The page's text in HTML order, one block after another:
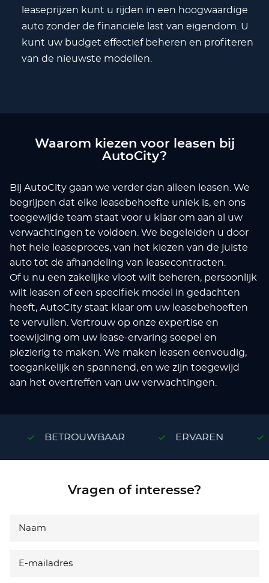
leaseprijzen kunt u rijden in een hoogwaardige
auto zonder de financiële last van eigendom. U
kunt uw budget effectief beheren en profiteren
van de nieuwste modellen.
Waarom kiezen voor leasen bij
AutoCity?
Bij AutoCity gaan we verder dan alleen leasen. We
begrijpen dat elke leasebehoefte uniek is, en ons
toegewijde team staat voor u klaar om aan al uw
verwachtingen te voldoen. We begeleiden u door
het hele leaseproces, van het kiezen van de juiste
auto tot de afhandeling van leasecontracten.
Of u nu een zakelijke vloot wilt beheren, persoonlijk
wilt leasen of een specifiek model in gedachten
heeft, AutoCity staat klaar om uw leasebehoeften
te vervullen. Vertrouw op onze expertise en
toewijding om uw lease-ervaring soepel en
plezierig te maken. We maken leasen eenvoudig,
toegankelijk en spannend, en we zijn toegewijd
aan het overtreffen van uw verwachtingen.
BETROUWBAAR ERVAREN
Vragen of interesse?